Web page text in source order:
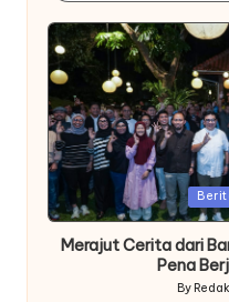
Posted
in
Merajut Cerita dari
Pena
Posted
By